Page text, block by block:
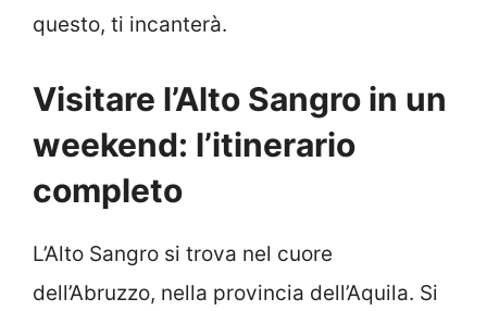
questo, ti incanterà.
Visitare l’Alto Sangro in un
weekend: l’itinerario
completo
L’Alto Sangro si trova nel cuore
dell’Abruzzo, nella provincia dell’Aquila. Si